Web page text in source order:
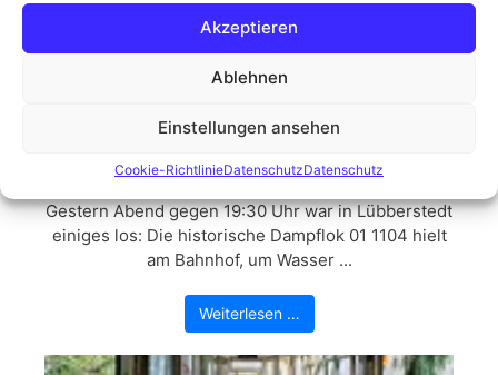
Akzeptieren
Ablehnen
Einstellungen ansehen
Cookie-RichtlinieDatenschutzDatenschutz
Dampflok 011104
Gestern Abend gegen 19:30 Uhr war in Lübberstedt
einiges los: Die historische Dampflok 01 1104 hielt
am Bahnhof, um Wasser ...
Weiterlesen …